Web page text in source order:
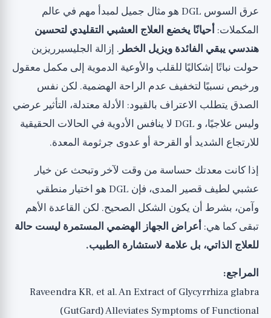
عرق السوس DGL هو مثال جميل لمبدأ مهم في عالم
المكملات: أحيانًا يخضع العلاج العشبي التقليدي لتحسين
هندسي يبقي الفائدة ويزيل الخطر . إزالة الجليسيرريزين
حولت نباتًا إشكاليًا للقلب والأوعية الدموية إلى مكمل معقول
ورخيص نسبيًا لتخفيف عدم الراحة الهضمية. لكن نفس
الصدق يتطلب الاعتراف بالقيود: الأدلة معتدلة، التأثير عرضي
وليس علاجيًا، و DGL لا ينافس الأدوية في الحالات الحقيقية
للارتجاع الشديد أو القرحة أو عدوى جرثومة المعدة.
إذا كانت معدتك حساسة من وقت لآخر وتبحث عن خيار
عشبي لطيف قصير المدى، فإن DGL هو اختيار منطقي
وآمن، بشرط أن يكون الشكل الصحيح. لكن القاعدة الأهم
تبقى كما هي: أعراض الجهاز الهضمي المستمرة ليست حالة
للعلاج الذاتي، بل علامة لاستشارة الطبيب.
المراجع:
Raveendra KR, et al. An Extract of Glycyrrhiza glabra
(GutGard) Alleviates Symptoms of Functional